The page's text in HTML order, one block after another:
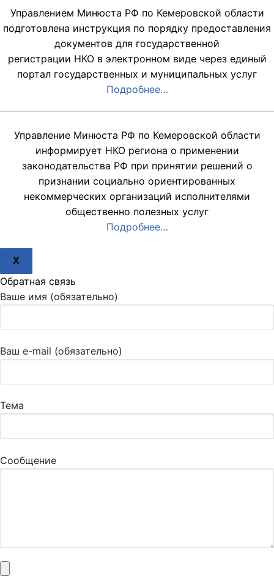
Управлением Минюста РФ по Кемеровской области
подготовлена инструкция по порядку предоставления
документов для государственной
регистрации НКО в электронном виде через единый
портал государственных и муниципальных услуг
Подробнее…
Управление Минюста РФ по Кемеровской области
информирует НКО региона о применении
законодательства РФ при принятии решений о
признании социально ориентированных
некоммерческих организаций исполнителями
общественно полезных услуг
Подробнее…
X
Обратная связь
Ваше имя (обязательно)
Ваш e-mail (обязательно)
Тема
Сообщение